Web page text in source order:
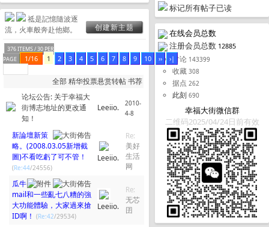
标记所有帖子已读
在线会员总数
注册会员总数 12885
讨论 143399
收藏 308
据点 262
此刻 690
幸福大街微信群
二维码2025/04/24日前有效
祗是記憶隨波逐
流，火車般奔赴他鄉。
创建新主题
376 ITEMS / 30 PER
PAGE
1/16 1 2 3 4 5 6 7 8 9 10 ›› ›|
全部精华投票悬赏转帖书荐
论坛公告: 关于幸福大
街博志地址的更改通
知！
Leeiio.
2010-
4-8
新論壇新策
略。(2008.03.05新增截
圖)不看吃虧了可不管！
(Re:44/24556)
Leeiio.
Re:
美好
生活
网
瓜牛
mail和一些亂七八糟的強
大功能體驗，大家過來搶
ID啊！ (Re:42/29534)
Leeiio.
Re:
无芯
囝